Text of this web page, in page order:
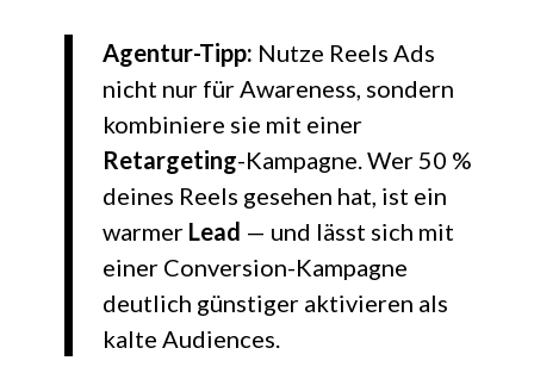
Agentur-Tipp: Nutze Reels Ads
nicht nur für Awareness, sondern
kombiniere sie mit einer
Retargeting-Kampagne. Wer 50 %
deines Reels gesehen hat, ist ein
warmer Lead — und lässt sich mit
einer Conversion-Kampagne
deutlich günstiger aktivieren als
kalte Audiences.